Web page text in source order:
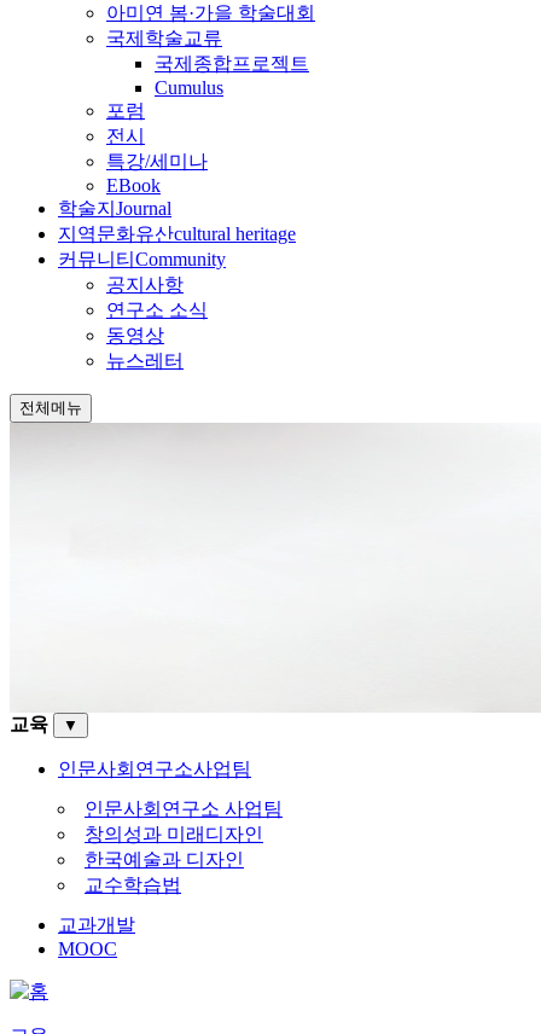
아미연 봄·가을 학술대회
국제학술교류
국제종합프로젝트
Cumulus
포럼
전시
특강/세미나
EBook
학술지 Journal
지역문화유산cultural heritage
커뮤니티 Community
공지사항
연구소 소식
동영상
뉴스레터
전체메뉴
교육 ▼
인문사회연구소사업팀
인문사회연구소 사업팀
창의성과 미래디자인
한국예술과 디자인
교수학습법
교과개발
MOOC